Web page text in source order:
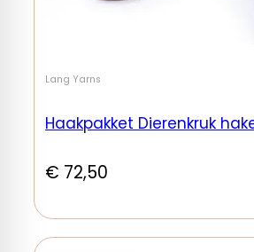
Lang Yarns
Haakpakket Dierenkruk
€ 72,50